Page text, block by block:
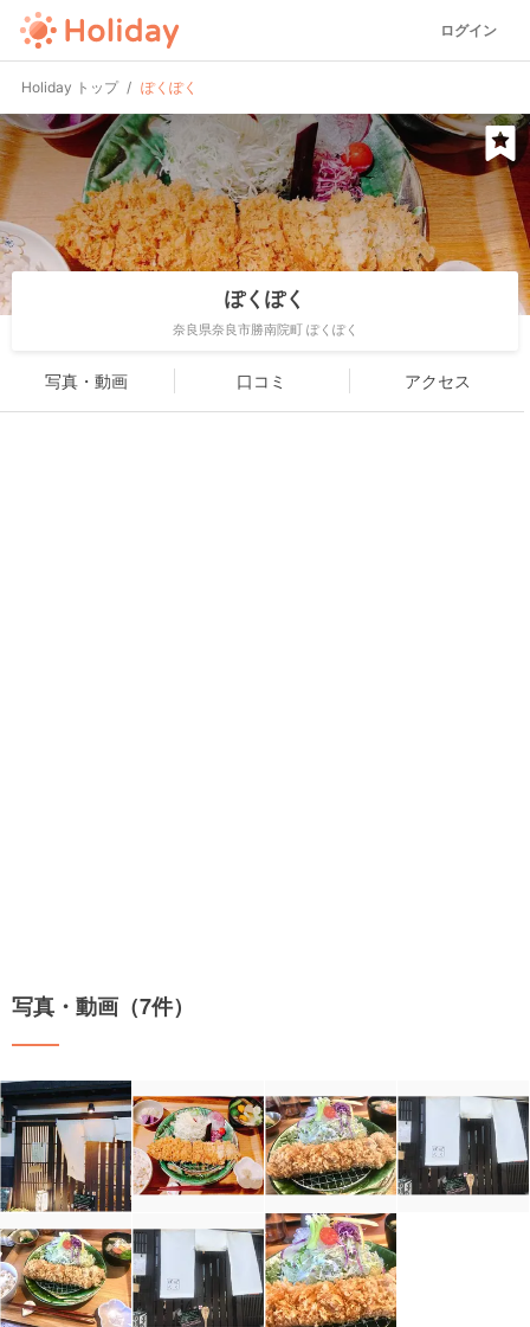
ログイン
Holiday トップ ぽくぽく
ぽくぽく
奈良県奈良市勝南院町 ぽくぽく
写真・動画 口コミ アクセス
写真・動画（7件）